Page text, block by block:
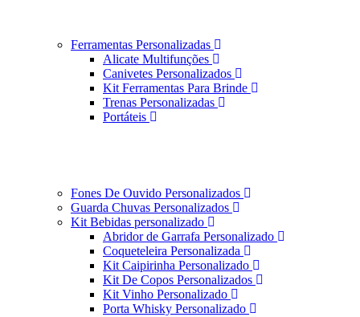
Ferramentas Personalizadas
Alicate Multifunções
Canivetes Personalizados
Kit Ferramentas Para Brinde
Trenas Personalizadas
Portáteis
Fones De Ouvido Personalizados
Guarda Chuvas Personalizados
Kit Bebidas personalizado
Abridor de Garrafa Personalizado
Coqueteleira Personalizada
Kit Caipirinha Personalizado
Kit De Copos Personalizados
Kit Vinho Personalizado
Porta Whisky Personalizado